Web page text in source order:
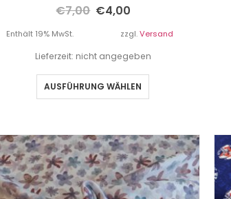
€7,00 €4,00
Enthält 19% MwSt. zzgl.Versand
Lieferzeit: nicht angegeben
AUSFÜHRUNG WÄHLEN